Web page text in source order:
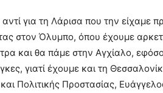
αντί για τη Λάρισα που την είχαμε
στον Όλυμπο, όπου έχουμε
και θα πάμε στην Αγχίαλο,
γιατί έχουμε και τη
Πολιτικής Προστασίας,